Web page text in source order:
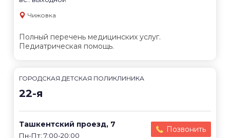
Чижовка
Полный перечень медицинских услуг.
Педиатрическая помощь.
ГОРОДСКАЯ ДЕТСКАЯ ПОЛИКЛИНИКА
22-я
Ташкентский проезд, 7
Пн-Пт: 7:00-20:00
Позвонить